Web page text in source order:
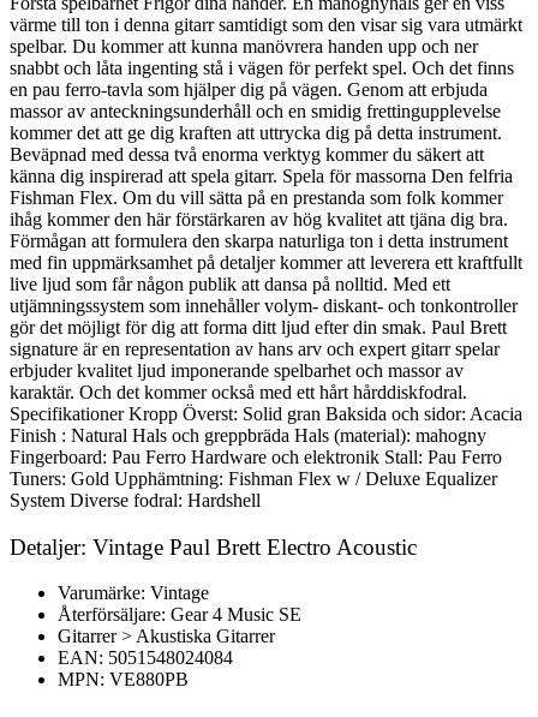
värme till ton i denna gitarr samtidigt som den visar sig vara utmärkt
spelbar. Du kommer att kunna manövrera handen upp och ner
snabbt och låta ingenting stå i vägen för perfekt spel. Och det finns
en pau ferro-tavla som hjälper dig på vägen. Genom att erbjuda
massor av anteckningsunderhåll och en smidig frettingupplevelse
kommer det att ge dig kraften att uttrycka dig på detta instrument.
Beväpnad med dessa två enorma verktyg kommer du säkert att
känna dig inspirerad att spela gitarr. Spela för massorna Den felfria
Fishman Flex. Om du vill sätta på en prestanda som folk kommer
ihåg kommer den här förstärkaren av hög kvalitet att tjäna dig bra.
Förmågan att formulera den skarpa naturliga ton i detta instrument
med fin uppmärksamhet på detaljer kommer att leverera ett kraftfullt
live ljud som får någon publik att dansa på nolltid. Med ett
utjämningssystem som innehåller volym- diskant- och tonkontroller
gör det möjligt för dig att forma ditt ljud efter din smak. Paul Brett
signature är en representation av hans arv och expert gitarr spelar
erbjuder kvalitet ljud imponerande spelbarhet och massor av
karaktär. Och det kommer också med ett hårt hårddiskfodral.
Specifikationer Kropp Överst: Solid gran Baksida och sidor: Acacia
Finish : Natural Hals och greppbräda Hals (material): mahogny
Fingerboard: Pau Ferro Hardware och elektronik Stall: Pau Ferro
Tuners: Gold Upphämtning: Fishman Flex w / Deluxe Equalizer
System Diverse fodral: Hardshell
Detaljer: Vintage Paul Brett Electro Acoustic
Varumärke: Vintage
Återförsäljare: Gear 4 Music SE
Gitarrer > Akustiska Gitarrer
EAN: 5051548024084
MPN: VE880PB